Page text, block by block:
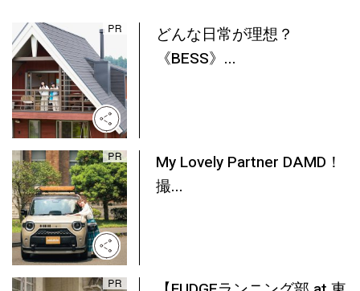
どんな日常が理想？
《BESS》...
My Lovely Partner DAMD！
撮...